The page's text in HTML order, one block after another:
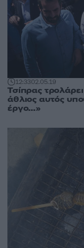
12:3302.05.19
Τσίπρας
άθλιος αυτός
έργο...»